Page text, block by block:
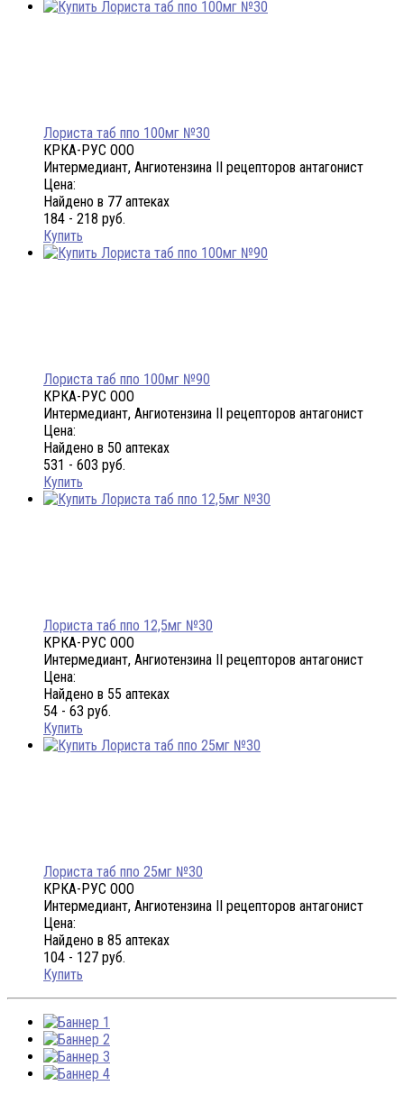
Лориста таб ппо 100мг №30
КРКА-РУС ООО
Интермедиант, Ангиотензина II рецепторов антагонист
Цена:
Найдено в 77 аптеках
184 - 218 руб.
Купить
Лориста таб ппо 100мг №90
КРКА-РУС ООО
Интермедиант, Ангиотензина II рецепторов антагонист
Цена:
Найдено в 50 аптеках
531 - 603 руб.
Купить
Лориста таб ппо 12,5мг №30
КРКА-РУС ООО
Интермедиант, Ангиотензина II рецепторов антагонист
Цена:
Найдено в 55 аптеках
54 - 63 руб.
Купить
Лориста таб ппо 25мг №30
КРКА-РУС ООО
Интермедиант, Ангиотензина II рецепторов антагонист
Цена:
Найдено в 85 аптеках
104 - 127 руб.
Купить